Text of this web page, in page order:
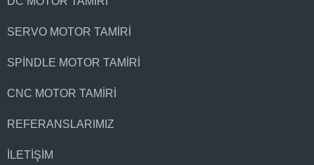
SERVO MOTOR TAMIRI
SPINDLE MOTOR TAMIRI
CNC MOTOR TAMIRI
REFERANSLARIMIZ
İLETIŞIM